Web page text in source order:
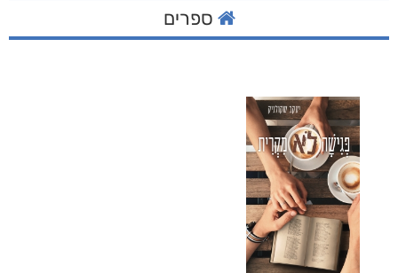
ספרים